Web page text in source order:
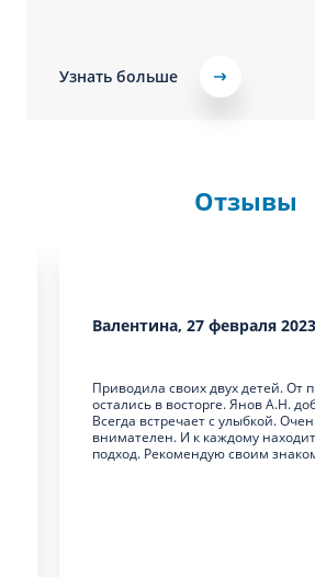
Узнать больше
Отзывы
Валентина, 27 февраля
Приводила своих двух детей. От
остались в восторге. Янов А.Н.
Всегда встречает с улыбкой.
внимателен. И к каждому
подход. Рекомендую своим